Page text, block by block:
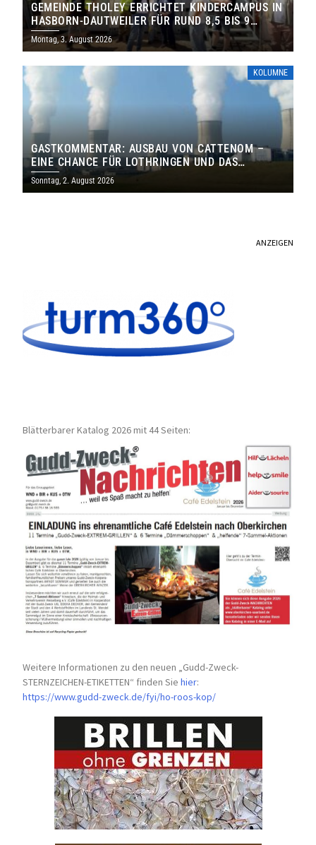
GEMEINDE THOLEY ERRICHTET KINDERCAMPUS IN
HASBORN-DAUTWEILER FÜR RUND 8,5 BIS 9
MILLIONEN EURO
Montag, 3. August 2026
KOLUMNE
GASTKOMMENTAR: AUSBAU VON CATTENOM –
EINE CHANCE FÜR LOTHRINGEN UND DAS
SAARLAND
Sonntag, 2. August 2026
ANZEIGEN
Blätterbarer Katalog 2026 mit 44 Seiten:
Weitere Informationen zu den neuen „Gudd-Zweck-
STERNZEICHEN-ETIKETTEN“ finden Siehier:
https://www.gudd-zweck.de/fyi/ho-roos-kop/